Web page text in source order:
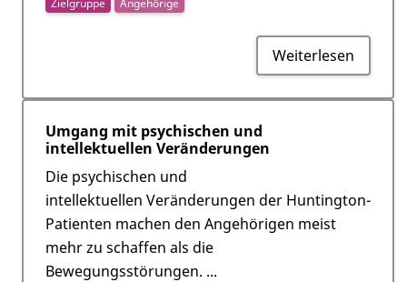
Weiterlesen
Zielgruppe Angehörige
Umgang mit psychischen und
intellektuellen Veränderungen
Die psychischen und
intellektuellen Veränderungen der Huntington-
Patienten machen den Angehörigen meist
mehr zu schaffen als die
Bewegungsstörungen. ...